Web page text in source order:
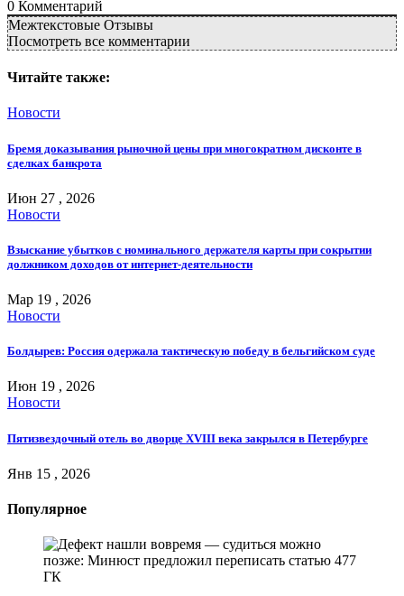
0 Комментарий
Межтекстовые Отзывы
Посмотреть все комментарии
Читайте также:
Новости
Бремя доказывания рыночной цены при многократном дисконте в
сделках банкрота
Июн 27 , 2026
Новости
Взыскание убытков с номинального держателя карты при сокрытии
должником доходов от интернет-деятельности
Мар 19 , 2026
Новости
Болдырев: Россия одержала тактическую победу в бельгийском суде
Июн 19 , 2026
Новости
Пятизвездочный отель во дворце XVIII века закрылся в Петербурге
Янв 15 , 2026
Популярное